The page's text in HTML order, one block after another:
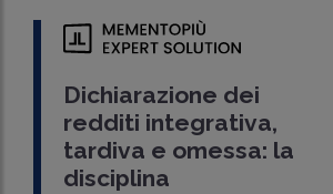
Dichiarazione dei
redditi integrativa,
tardiva e omessa: la
disciplina